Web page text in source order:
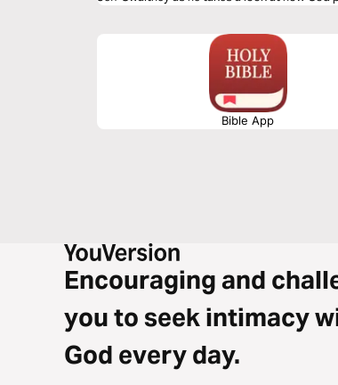
Bible App
Encouraging and
you to seek intimacy
God every day.